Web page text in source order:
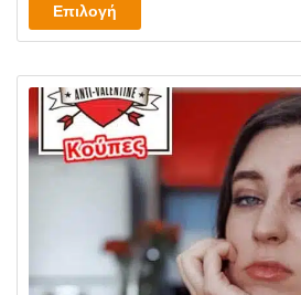
Επιλογή
το
έχει
πολλαπλές
παραλλαγές.
Οι
επιλογές
μπορούν
να
επιλεγούν